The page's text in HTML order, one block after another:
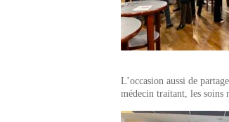
L’occasion aussi de
médecin traitant, les soins